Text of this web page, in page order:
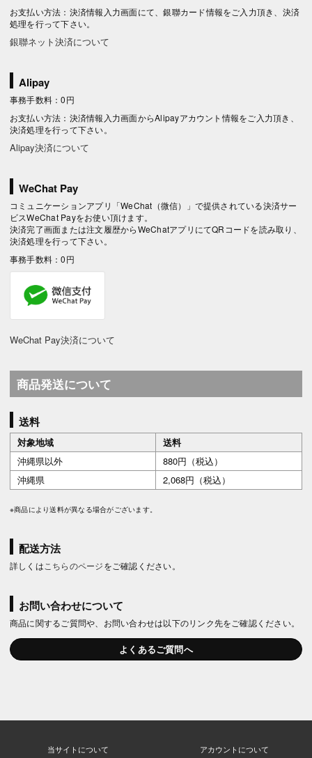
お支払い方法：決済情報入力画面にて、銀聯カード情報をご入力頂き、決済
処理を行って下さい。
銀聯ネット決済について
Alipay
事務手数料：0円
お支払い方法：決済情報入力画面からAlipayアカウント情報をご入力頂き、
決済処理を行って下さい。
Alipay決済について
WeChat Pay
コミュニケーションアプリ「WeChat（微信）」で提供されている決済サー
ビスWeChat Payをお使い頂けます。
決済完了画面または注文履歴からWeChatアプリにてQRコードを読み取り、
決済処理を行って下さい。
事務手数料：0円
WeChat Pay決済について
商品発送について
送料
対象地域
送料
沖縄県以外
880円（税込）
沖縄県
2,068円（税込）
※商品により送料が異なる場合がございます。
配送方法
詳しくは こちらのページをご確認ください。
お問い合わせについて
商品に関するご質問や、お問い合わせは以下のリンク先をご確認ください。
よくあるご質問へ
当サイトについて アカウントについて